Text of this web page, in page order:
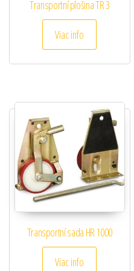
Transportní plošina TR 3
Viac info
Transportní sada HR 1000
Viac info